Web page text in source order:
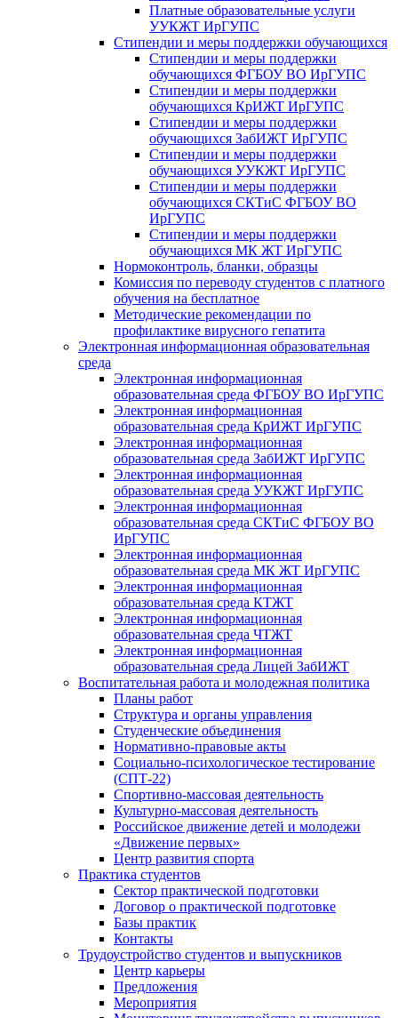
Платные образовательные услуги
УУКЖТ ИрГУПС
Стипендии и меры поддержки обучающихся
Стипендии и меры поддержки
обучающихся ФГБОУ ВО ИрГУПС
Стипендии и меры поддержки
обучающихся КрИЖТ ИрГУПС
Стипендии и меры поддержки
обучающихся ЗабИЖТ ИрГУПС
Стипендии и меры поддержки
обучающихся УУКЖТ ИрГУПС
Стипендии и меры поддержки
обучающихся СКТиС ФГБОУ ВО
ИрГУПС
Стипендии и меры поддержки
обучающихся МК ЖТ ИрГУПС
Нормоконтроль, бланки, образцы
Комиссия по переводу студентов с платного
обучения на бесплатное
Методические рекомендации по
профилактике вирусного гепатита
Электронная информационная образовательная
среда
Электронная информационная
образовательная среда ФГБОУ ВО ИрГУПС
Электронная информационная
образовательная среда КрИЖТ ИрГУПС
Электронная информационная
образовательная среда ЗабИЖТ ИрГУПС
Электронная информационная
образовательная среда УУКЖТ ИрГУПС
Электронная информационная
образовательная среда СКТиС ФГБОУ ВО
ИрГУПС
Электронная информационная
образовательная среда МК ЖТ ИрГУПС
Электронная информационная
образовательная среда КТЖТ
Электронная информационная
образовательная среда ЧТЖТ
Электронная информационная
образовательная среда Лицей ЗабИЖТ
Воспитательная работа и молодежная политика
Планы работ
Структура и органы управления
Студенческие объединения
Нормативно-правовые акты
Социально-психологическое тестирование
(СПТ-22)
Спортивно-массовая деятельность
Культурно-массовая деятельность
Российское движение детей и молодежи
«Движение первых»
Центр развития спорта
Практика студентов
Сектор практической подготовки
Договор о практической подготовке
Базы практик
Контакты
Трудоустройство студентов и выпускников
Центр карьеры
Предложения
Мероприятия